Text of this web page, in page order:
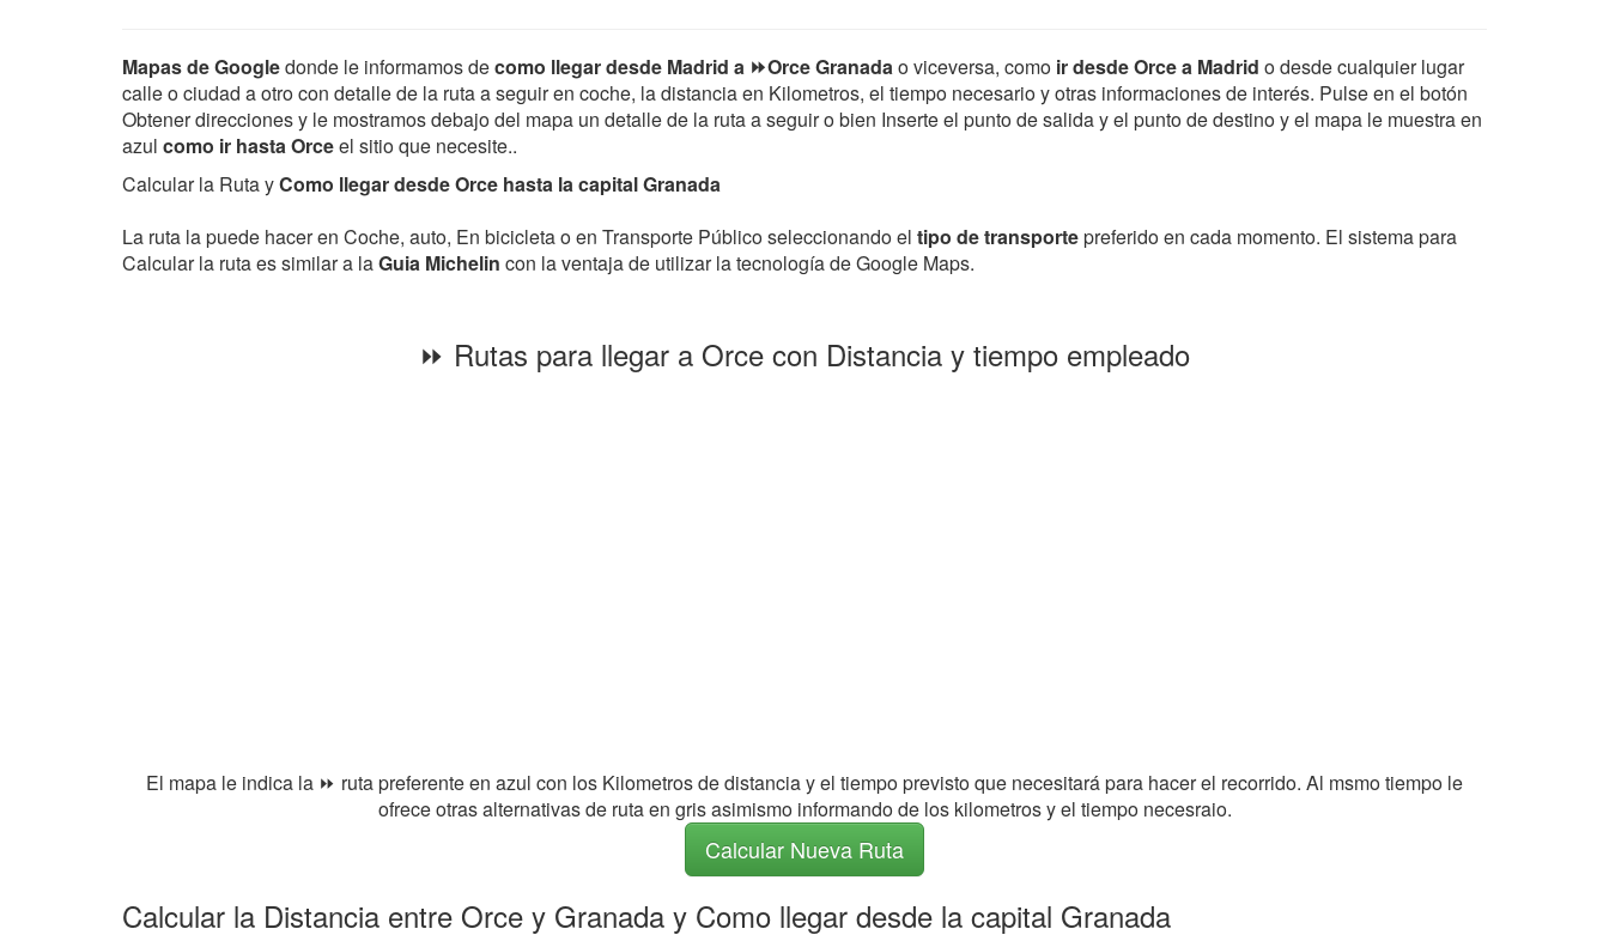
Mapas de Googledonde le informamos decomo llegar desde Madrid a ⏩Orce Granadao viceversa, como ir desde Orce a Madrid o desde cualquier lugar
calle o ciudad a otro con detalle de la ruta a seguir en coche, la distancia en Kilometros, el tiempo necesario y otras informaciones de interés. Pulse en el botón
Obtener direcciones y le mostramos debajo del mapa un detalle de la ruta a seguir o bien Inserte el punto de salida y el punto de destino y el mapa le muestra en
azul como ir hasta Orceel sitio que necesite..
Calcular la Ruta yComo llegar desde Orce hasta la capital Granada
La ruta la puede hacer en Coche, auto, En bicicleta o en Transporte Público seleccionando el tipo de transportepreferido en cada momento. El sistema para
Calcular la ruta es similar a laGuia Michelin con la ventaja de utilizar la tecnología de Google Maps.
⏩ Rutas para llegar a Orce con Distancia y tiempo empleado
El mapa le indica la ⏩ ruta preferente en azul con los Kilometros de distancia y el tiempo previsto que necesitará para hacer el recorrido. Al msmo tiempo le
ofrece otras alternativas de ruta en gris asimismo informando de los kilometros y el tiempo necesraio.
Calcular Nueva Ruta
Calcular la Distancia entre Orce y Granada y Como llegar desde la capital Granada